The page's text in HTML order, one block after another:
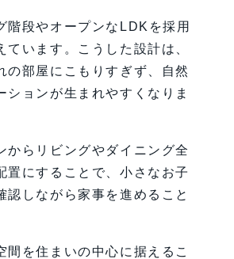
階段やオープンなLDKを採用
ています。こうした設計は、
の部屋にこもりすぎず、自然
ションが生まれやすくなりま
からリビングやダイニング全
置にすることで、小さなお子
認しながら家事を進めること
間を住まいの中心に据えるこ